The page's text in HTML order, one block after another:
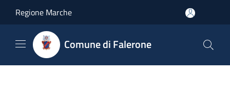
Regione Marche
Comune di Falerone